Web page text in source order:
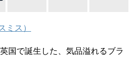
ミス）
国で誕生した、気品溢れるブラ